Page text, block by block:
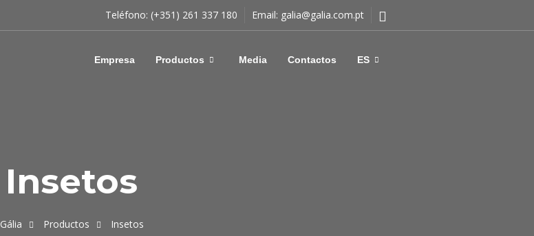
Teléfono: (+351) 261 337 180 Email: galia@galia.com.pt
Empresa Productos Media Contactos ES
Insetos
Gália Productos Insetos